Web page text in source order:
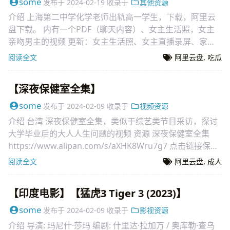
发布于 2024-02-19 收录于 其他资源
介绍 上海第二中学化学老师出轨高一学生，下载，阿里云
盘下载。 内有一个PDF（聊天内容）、女主生活照，女主
亲吻男主的视频 更新：女主生活照、女主直播录屏、家长
打到学校
阅读全文 阿里云盘, 吃瓜
【深夜保健室全集】
some 发布于 2024-02-09 收录于 视频资源
介绍 台湾 深夜保健室全集，类似于综艺类节目采访，探讨
大学毕业后的大人人生问题的视频 资源 深夜保健室全集
https://www.alipan.com/s/aXHK8Wru7g7 点击链接保
存，或者复制本段内容，打开「阿里云盘」APP ，无需
阅读全文 阿里云盘, 成人
【印度电影】【猛虎3 Tiger 3 (2023)】
some 发布于 2024-02-09 收录于 影视资源
介绍 导演: 玛尼什·莎玛 编剧: 什里达·拉加万 / 奥库勒·查乌